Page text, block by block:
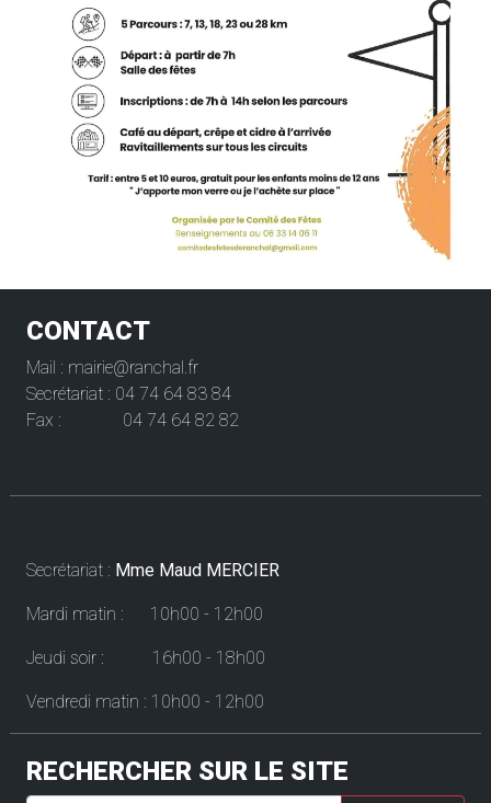
CONTACT
Mail : mairie@ranchal.fr
Secrétariat : 04 74 64 83 84
Fax : 04 74 64 82 82
Secrétariat : Mme Maud MERCIER
Mardi matin : 10h00 - 12h00
Jeudi soir : 16h00 - 18h00
Vendredi matin : 10h00 - 12h00
RECHERCHER SUR LE SITE